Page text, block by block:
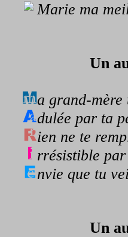
Marie ma
Un
a grand-mère
dulée par ta
ien ne te
rrésistible
nvie que tu
Un